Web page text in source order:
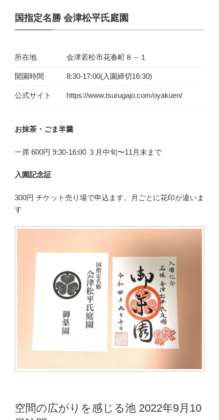
国指定名勝 会津松平氏庭園
所在地 会津若松市花春町８－１
開園時間 8:30-17:00(入園締切16:30)
公式サイト https://www.tsurugajo.com/oyakuen/
お抹茶・ごま羊羹
一席 600円 9:30-16:00 ３月中旬〜11月末まで
入園記念証
300円 チケット売り場で申込ます。月ごとに花印が違いま
す
空間の広がりを感じる池 2022年9月10